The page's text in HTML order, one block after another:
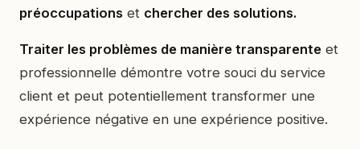
préoccupations et chercher des solutions.
Traiter les problèmes de manière transparente et
professionnelle démontre votre souci du service
client et peut potentiellement transformer une
expérience négative en une expérience positive.